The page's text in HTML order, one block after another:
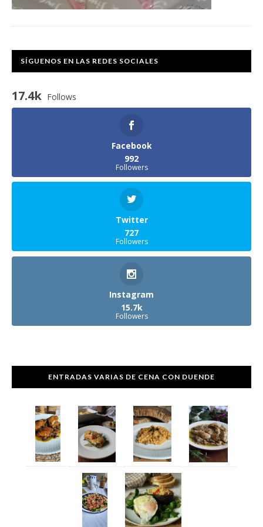
SÍGUENOS EN LAS REDES SOCIALES
17.4k Follows
Facebook
992
Followers
Twitter
727
Followers
Instagram
15.7k
Followers
ENTRADAS VARIAS DE CENA CON DUENDE